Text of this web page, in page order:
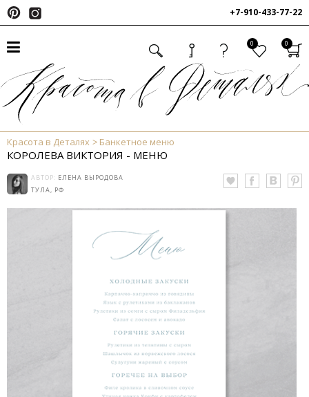
+7-910-433-77-22
0 0
Красота в Деталях Банкетное меню
КОРОЛЕВА ВИКТОРИЯ - МЕНЮ
АВТОР: ЕЛЕНА ВЫРОДОВА
ТУЛА, РФ